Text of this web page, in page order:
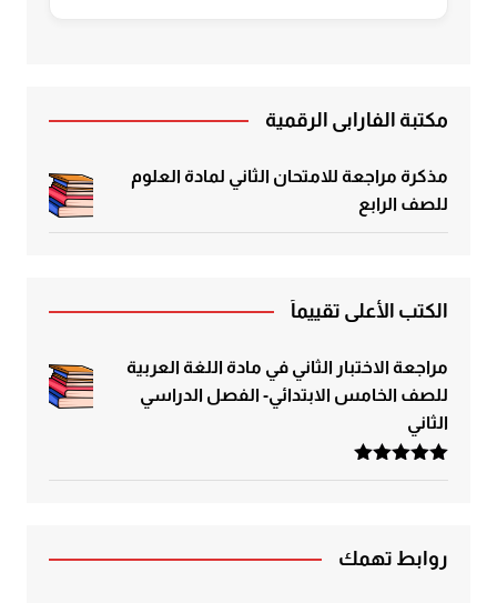
مكتبة الفارابي الرقمية
مذكرة مراجعة للامتحان الثاني لمادة العلوم
للصف الرابع
الكتب الأعلى تقييماً
مراجعة الاختبار الثاني في مادة اللغة العربية
للصف الخامس الابتدائي- الفصل الدراسي
الثاني
تم التقييم
روابط تهمك